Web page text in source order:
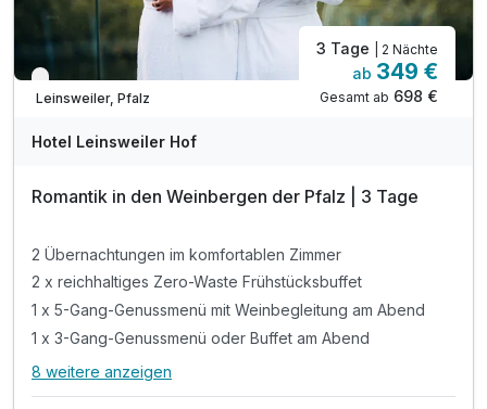
Verfügbar bis Dezember
Leinsweiler, Pfalz
3 Tage | 2 Nächte
ab 349 €
Gesamt ab 698 €
Hotel Leinsweiler Hof
Romantik in den Weinbergen der Pfalz | 3 Tage
2 Übernachtungen im komfortablen Zimmer
2 x reichhaltiges Zero-Waste Frühstücksbuffet
1 x 5-Gang-Genussmenü mit Weinbegleitung am Abend
1 x 3-Gang-Genussmenü oder Buffet am Abend
Alle Inklusivleistungen
8 weitere anzeigen